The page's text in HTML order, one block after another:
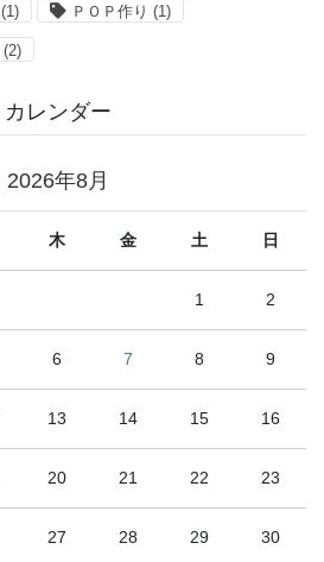
(1) ＰＯＰ作り (1)
(2)
カレンダー
2026年8月
木 金 土 日
1 2
6 7 8 9
13 14 15 16
20 21 22 23
27 28 29 30